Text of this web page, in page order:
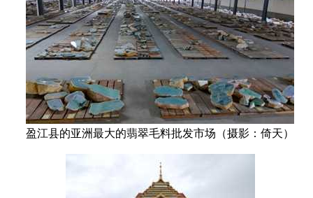
盈江县的亚洲最大的翡翠毛料批发市场（摄影：倚天）